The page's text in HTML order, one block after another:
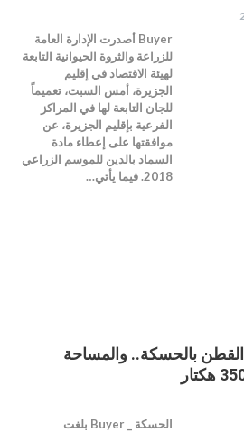
Buyer أصدرت الإدارة العامة
للزراعة والثروة الحيوانية التابعة
لهيئة الاقتصاد في إقليم
الجزيرة، أمس السبت، تعميماً
للجان التابعة لها في المراكز
الفرعية بإقليم الجزيرة، عن
موافقتها على إعطاء مادة
السماد بالدين للموسم الزراعي
2018. فيما يأتي…
القطن بالحسكة.. والمساحة
الحسكة _ Buyer بلغت